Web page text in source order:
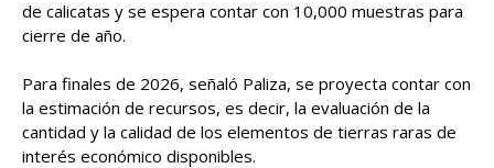
de calicatas y se espera contar con 10,000 muestras para
cierre de año.
Para finales de 2026, señaló Paliza, se proyecta contar con
la estimación de recursos, es decir, la evaluación de la
cantidad y la calidad de los elementos de tierras raras de
interés económico disponibles.